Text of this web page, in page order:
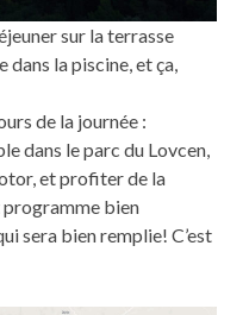
sur la terrasse
la piscine, et ça,
de la journée :
dans le parc du Lovcen,
et profiter de la
bien
sera bien remplie! C’est